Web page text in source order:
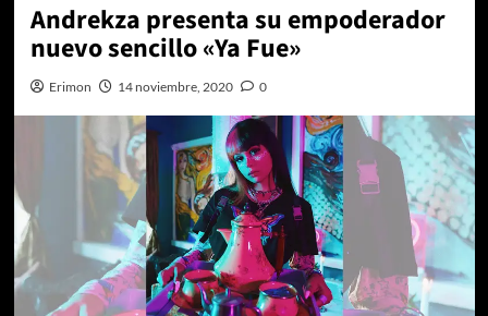
Andrekza presenta su empoderador
nuevo sencillo «Ya Fue»
Erimon 14 noviembre, 2020 0